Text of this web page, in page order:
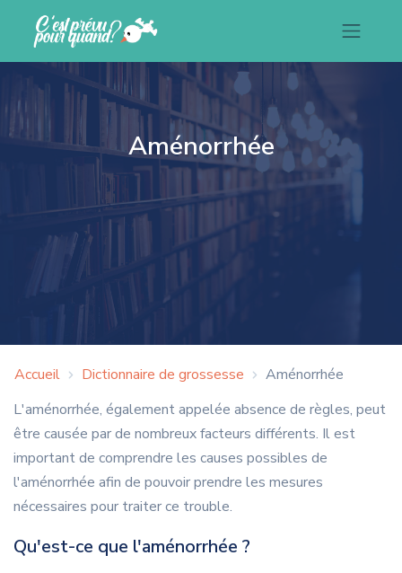
Aménorrhée
Accueil Dictionnaire de grossesse
Aménorrhée
L'aménorrhée, également appelée absence de règles, peut
être causée par de nombreux facteurs différents. Il est
important de comprendre les causes possibles de
l'aménorrhée afin de pouvoir prendre les mesures
nécessaires pour traiter ce trouble.
Qu'est-ce que l'aménorrhée ?